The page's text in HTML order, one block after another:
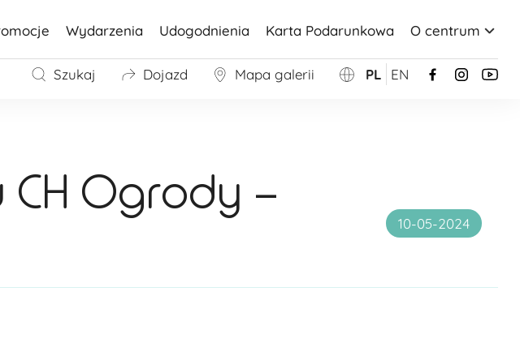
Wydarzenia Udogodnienia Karta Podarunkowa O centrum
Szukaj Dojazd Mapa galerii PL EN
Ogrody –
10-05-2024